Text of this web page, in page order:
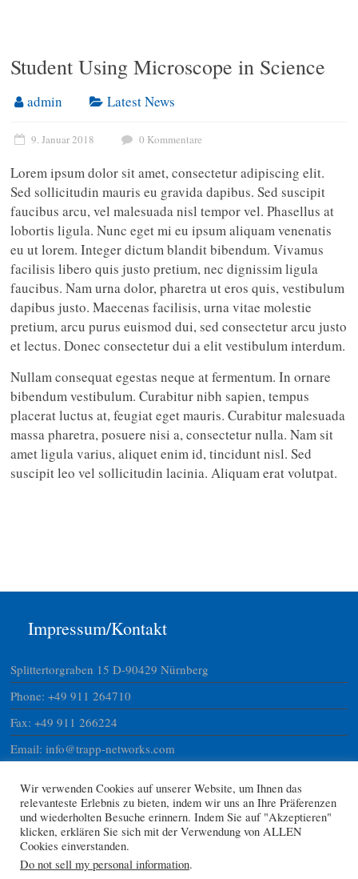
Student Using Microscope in Science
admin Latest News
9. Januar 2018 0 Kommentare
Lorem ipsum dolor sit amet, consectetur adipiscing elit.
Sed sollicitudin mauris eu gravida dapibus. Sed suscipit
faucibus arcu, vel malesuada nisl tempor vel. Phasellus at
lobortis ligula. Nunc eget mi eu ipsum aliquam venenatis
eu ut lorem. Integer dictum blandit bibendum. Vivamus
facilisis libero quis justo pretium, nec dignissim ligula
faucibus. Nam urna dolor, pharetra ut eros quis, vestibulum
dapibus justo. Maecenas facilisis, urna vitae molestie
pretium, arcu purus euismod dui, sed consectetur arcu justo
et lectus. Donec consectetur dui a elit vestibulum interdum.
Nullam consequat egestas neque at fermentum. In ornare
bibendum vestibulum. Curabitur nibh sapien, tempus
placerat luctus at, feugiat eget mauris. Curabitur malesuada
massa pharetra, posuere nisi a, consectetur nulla. Nam sit
amet ligula varius, aliquet enim id, tincidunt nisl. Sed
suscipit leo vel sollicitudin lacinia. Aliquam erat volutpat.
Impressum/Kontakt
Splittertorgraben 15 D-90429 Nürnberg
Phone: +49 911 264710
Fax: +49 911 266224
Email: info@trapp-networks.com
USTNR DE 24028130747
ID 15801735008
Wir verwenden Cookies auf unserer Website, um Ihnen das
relevanteste Erlebnis zu bieten, indem wir uns an Ihre Präferenzen
und wiederholten Besuche erinnern. Indem Sie auf "Akzeptieren"
klicken, erklären Sie sich mit der Verwendung von ALLEN
Cookies einverstanden.
Do not sell my personal information.